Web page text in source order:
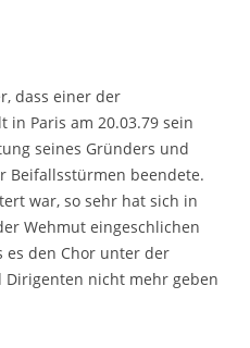
dass einer der
in Paris am 20.03.79 sein
seines Gründers und
Beifallsstürmen beendete.
war, so sehr hat sich in
Wehmut eingeschlichen
es den Chor unter der
Dirigenten nicht mehr geben